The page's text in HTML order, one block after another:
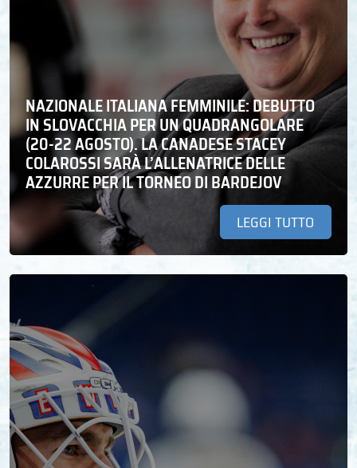
NAZIONALE ITALIANA FEMMINILE: DEBUTTO
IN SLOVACCHIA PER UN QUADRANGOLARE
(20-22 AGOSTO). LA CANADESE STACEY
COLAROSSI SARÀ L’ALLENATRICE DELLE
AZZURRE PER IL TORNEO DI BARDEJOV
LEGGI TUTTO